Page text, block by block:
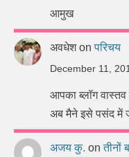
आमुख
अवधेशonपरिचय
December 11,
आपका ब्लॉग
अब मैने इसे पसंद में
अजय कु. onतीनों